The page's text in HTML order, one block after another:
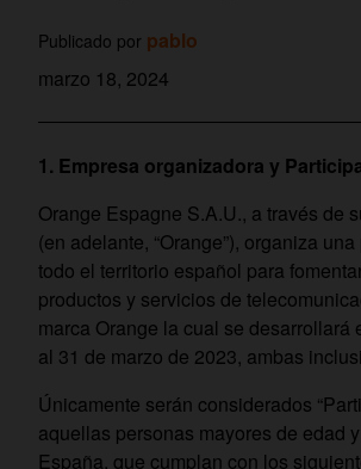
Publicado por pablo
marzo 18, 2024
1. Empresa organizadora y
Orange Espagne S.A.U., a través de
(en adelante, “Orange”), organiza
todo el territorio español para
productos y servicios de
marca Orange la cual se desarrollará
al 31 de marzo de 2023, ambas
Únicamente serán considerados
aquellas personas mayores de edad
España, que cumplan con los